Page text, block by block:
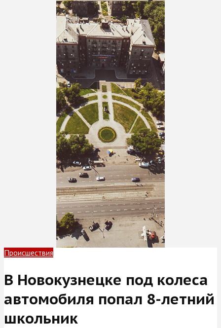
Происшествия
В Новокузнецке под колеса
автомобиля попал 8-летний
школьник